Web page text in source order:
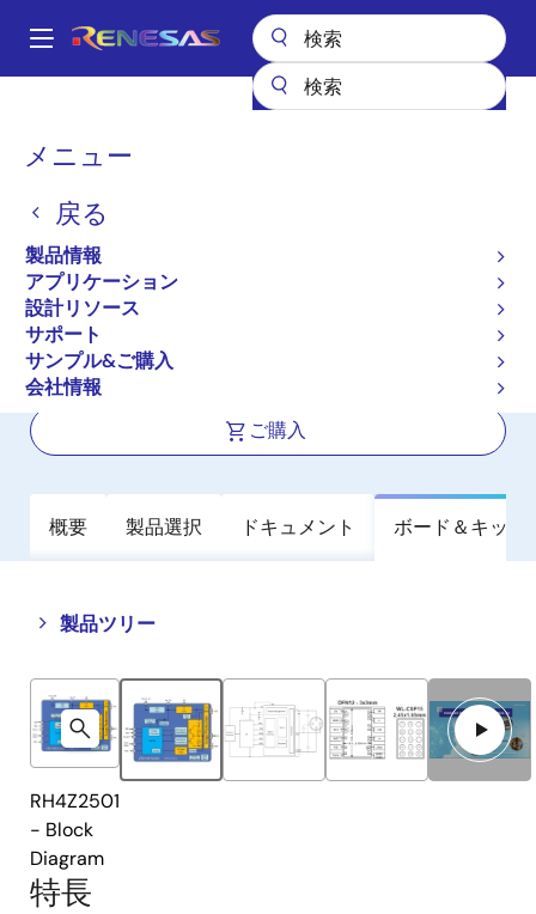
ン
Main
メニュー
戻る
製品情報
アプリケーション
設計リソース
サポート
サンプル&ご購入
会社情報
パ
く
ず
IO-Linkラインドライバ RH4Z2501
RH4Z2501
アクティブ
Single Channel IO-Link Physical Layer
Master/Device Transceiver with
Enhanced Protection
ご購入
概要 製品選択 ドキュメント ボード＆キット
製品ツリー
Close
tree
menu
Open
tree
menu
特長
RH4Z2501
- Block
Diagram